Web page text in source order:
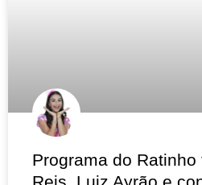
Programa do Ratinho